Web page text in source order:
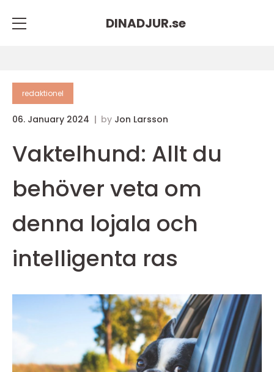
DINADJUR.se
redaktionel
06. January 2024 by Jon Larsson
Vaktelhund: Allt du
behöver veta om
denna lojala och
intelligenta ras